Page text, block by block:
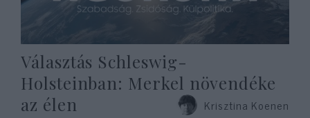
Választás Schleswig-
Holsteinban: Merkel növendéke
az élen
Krisztina Koenen